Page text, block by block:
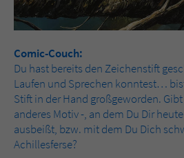
Comic-Couch:
Du hast bereits den Zeichenstift
Laufen und Sprechen konntest…
Stift in der Hand großgeworden.
anderes Motiv -, an dem Du Dir
ausbeißt, bzw. mit dem Du Dich
Achillesferse?